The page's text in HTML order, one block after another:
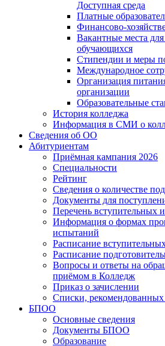
Доступная среда
Платные
Финансово-
Вакантные места
обучающихся
Стипендии и меры
Международное
Организация
организации
Образовательные
История колледжа
Информация в СМИ о
Сведения об ОО
Абитуриентам
Приёмная кампания 2026
Специальности
Рейтинг
Сведения о количестве
Документы для
Перечень вступительных
Информация о формах
испытаний
Расписание
Расписание
Вопросы и ответы на
приёмом в Колледж
Приказ о зачислении
Списки,
БПОО
Основные сведения
Документы БПОО
Образование